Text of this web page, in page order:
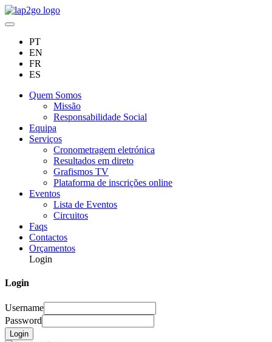
PT
EN
FR
ES
Quem Somos
Missão
Responsabilidade Social
Equipa
Serviços
Cronometragem eletrónica
Resultados em direto
Grafismos TV
Plataforma de inscrições online
Eventos
Lista de Eventos
Circuitos
Faqs
Contactos
Orçamentos
Login
Login
Username
Password
Login